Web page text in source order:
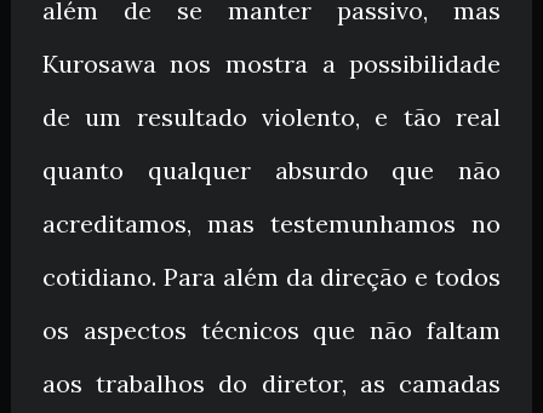
além de se manter passivo, mas
Kurosawa nos mostra a possibilidade
de um resultado violento, e tão real
quanto qualquer absurdo que não
acreditamos, mas testemunhamos no
cotidiano. Para além da direção e todos
os aspectos técnicos que não faltam
aos trabalhos do diretor, as camadas